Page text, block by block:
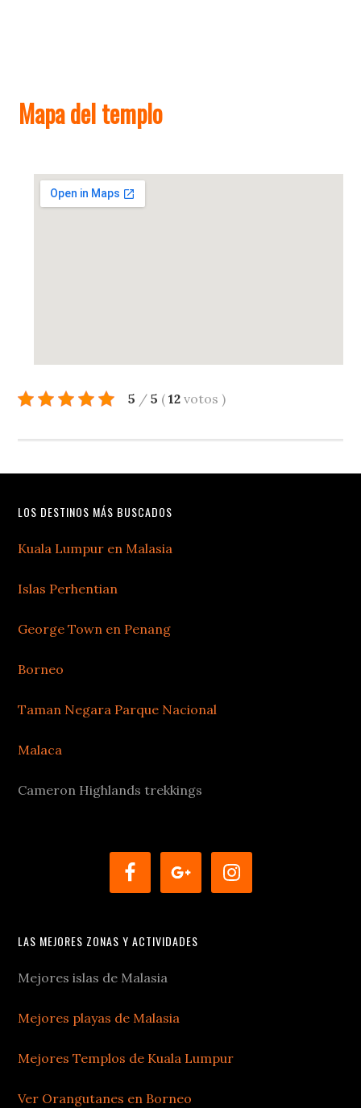
Mapa del templo
5 / 5 ( 12 votos )
LOS DESTINOS MÁS BUSCADOS
Kuala Lumpur en Malasia
Islas Perhentian
George Town en Penang
Borneo
Taman Negara Parque Nacional
Malaca
Cameron Highlands trekkings
LAS MEJORES ZONAS Y ACTIVIDADES
Mejores islas de Malasia
Mejores playas de Malasia
Mejores Templos de Kuala Lumpur
Ver Orangutanes en Borneo